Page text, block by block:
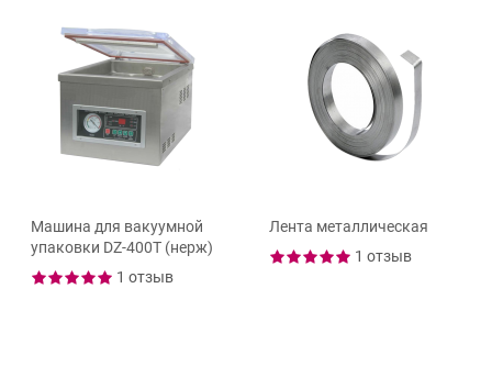
Машина для вакуумной
упаковки DZ-400T (нерж)
1 отзыв
Лента металлическая
1 отзыв